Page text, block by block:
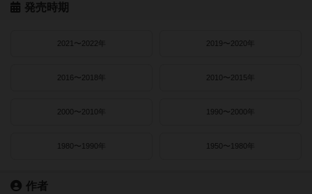
発売時期
2021〜2022年 2019〜2020年
2016〜2018年 2010〜2015年
2000〜2010年 1990〜2000年
1980〜1990年 1950〜1980年
作者